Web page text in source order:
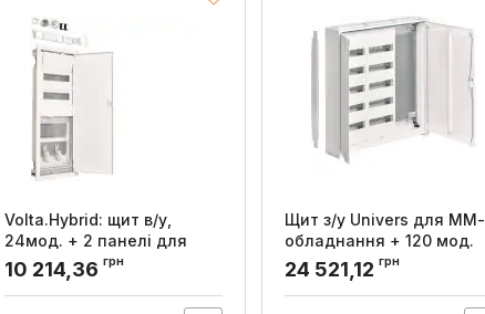
Volta.Hybrid: щит в/у,
24мод. + 2 панелі для
ММ, сталеві двері, Hager
VU602NWH
10 214,36 грн
Щит з/у Univers для ММ-
обладнання + 120 мод.
800x800x160мм, Hager
FWB53K1
24 521,12 грн